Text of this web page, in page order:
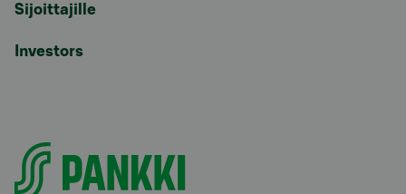
Sijoittajille
Investors